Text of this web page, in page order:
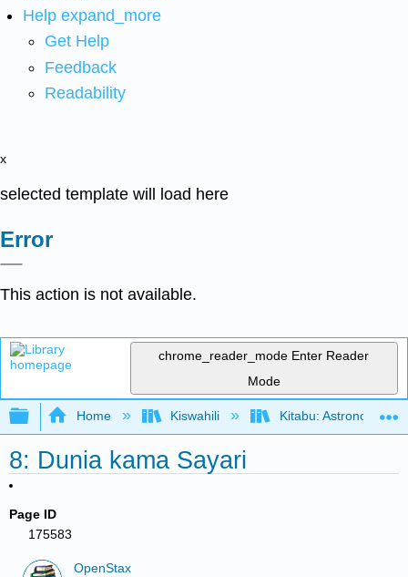
Help expand_more
Get Help
Feedback
Readability
x
selected template will load here
Error
This action is not available.
chrome_reader_mode Enter Reader
Mode
Expand/collapse global hierarchy
Home Kiswahili Kitabu: Astronomia
8: Dunia kama Sayari
Page ID
175583
OpenStax